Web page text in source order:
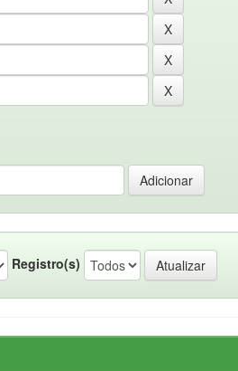
Registro(s)